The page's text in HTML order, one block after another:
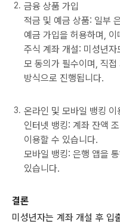
금융 상품 가입
적금 및 예금 상품: 일부
예금 가입을 허용하며,
주식 계좌 개설: 미성년
모 동의가 필수이며, 직
방식으로 진행됩니다.
온라인 및 모바일 뱅킹 이
인터넷 뱅킹: 계좌 잔액
이용할 수 있습니다.
모바일 뱅킹: 은행 앱을
있습니다.
결론
미성년자는 계좌 개설 후 입